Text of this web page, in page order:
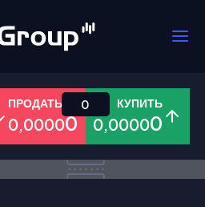
Форекс Металлы
ПРОДАТЬ
0,00000
КУПИТЬ
0,00000
0